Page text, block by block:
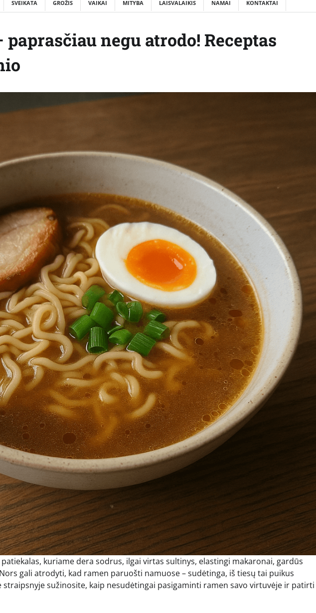
SVEIKATA GROŽIS VAIKAI MITYBA LAISVALAIKIS NAMAI KONTAKTAI
paprasčiau negu atrodo! Receptas
kuriame dera sodrus, ilgai virtas sultinys, elastingi makaronai, gardūs
gali atrodyti, kad ramen paruošti namuose – sudėtinga, iš tiesų tai puikus
sužinosite, kaip nesudėtingai pasigaminti ramen savo virtuvėje ir patirti